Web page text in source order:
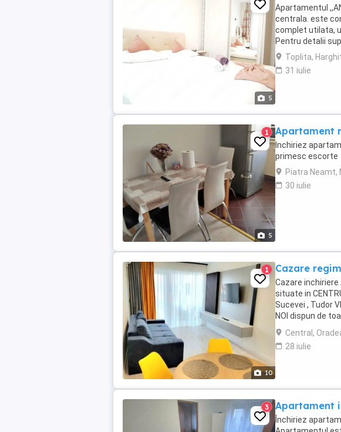
5
Apartamentul
centrala. este
complet utilata,
Pentru detalii
Toplita,
31 iulie
5
1 Apartament
Inchiriez
primesc escorte
Piatra Neamt,
30 iulie
10
1 Cazare
Cazare
situate in
Sucevei , Tudor
NOI dispun de
la cele mai inalte ...
Central,
28 iulie
3 Apartament
Închiriez